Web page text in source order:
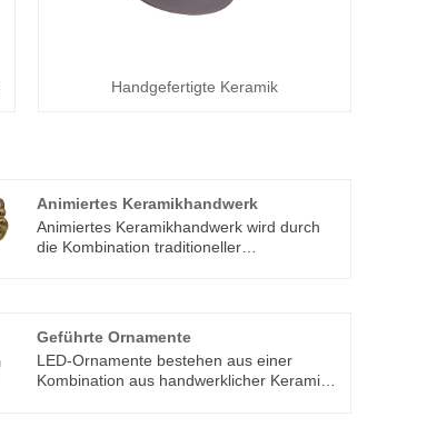
Handgefertigte Keramik
Animiertes Keramikhandwerk
Animiertes Keramikhandwerk wird durch
die Kombination traditioneller
Geführte Ornamente
LED-Ornamente bestehen aus einer
Kombination aus handwerklicher Keramik